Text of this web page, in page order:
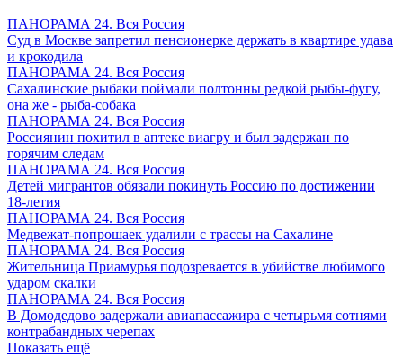
ПАНОРАМА 24. Вся Россия
Суд в Москве запретил пенсионерке держать в квартире удава
и крокодила
ПАНОРАМА 24. Вся Россия
Сахалинские рыбаки поймали полтонны редкой рыбы-фугу,
она же - рыба-собака
ПАНОРАМА 24. Вся Россия
Россиянин похитил в аптеке виагру и был задержан по
горячим следам
ПАНОРАМА 24. Вся Россия
Детей мигрантов обязали покинуть Россию по достижении
18-летия
ПАНОРАМА 24. Вся Россия
Медвежат-попрошаек удалили с трассы на Сахалине
ПАНОРАМА 24. Вся Россия
Жительница Приамурья подозревается в убийстве любимого
ударом скалки
ПАНОРАМА 24. Вся Россия
В Домодедово задержали авиапассажира с четырьмя сотнями
контрабандных черепах
Показать ещё